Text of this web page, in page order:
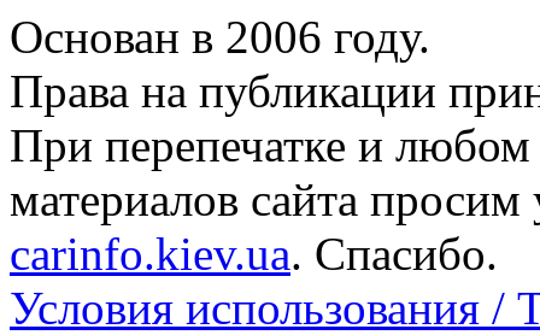
Основан в 2006 году.
Права на публикации
При перепечатке и
материалов сайта просим
carinfo.kiev.ua. Спасибо.
Условия использования /